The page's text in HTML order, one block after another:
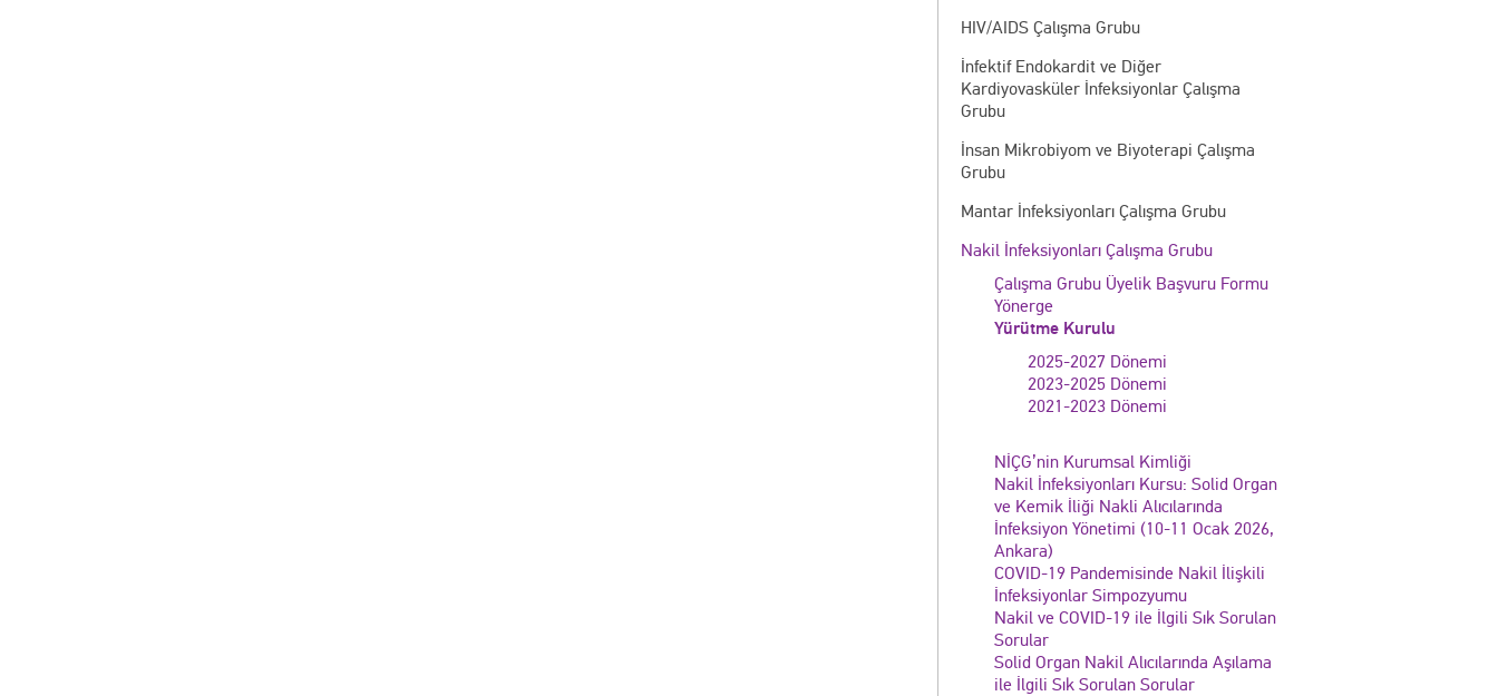
HIV/AIDS Çalışma Grubu
İnfektif Endokardit ve Diğer
Kardiyovasküler İnfeksiyonlar Çalışma
Grubu
İnsan Mikrobiyom ve Biyoterapi Çalışma
Grubu
Mantar İnfeksiyonları Çalışma Grubu
Nakil İnfeksiyonları Çalışma Grubu
Çalışma Grubu Üyelik Başvuru Formu
Yönerge
Yürütme Kurulu
2025-2027 Dönemi
2023-2025 Dönemi
2021-2023 Dönemi
NİÇG’nin Kurumsal Kimliği
Nakil İnfeksiyonları Kursu: Solid Organ
ve Kemik İliği Nakli Alıcılarında
İnfeksiyon Yönetimi (10-11 Ocak 2026,
Ankara)
COVID-19 Pandemisinde Nakil İlişkili
İnfeksiyonlar Simpozyumu
Nakil ve COVID-19 ile İlgili Sık Sorulan
Sorular
Solid Organ Nakil Alıcılarında Aşılama
ile İlgili Sık Sorulan Sorular